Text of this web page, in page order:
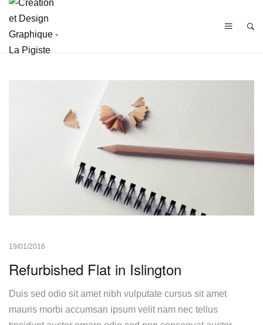
19/01/2016
Refurbished Flat in Islington
Duis sed odio sit amet nibh vulputate cursus sit amet
mauris morbi accumsan ipsum velit nam nec tellus